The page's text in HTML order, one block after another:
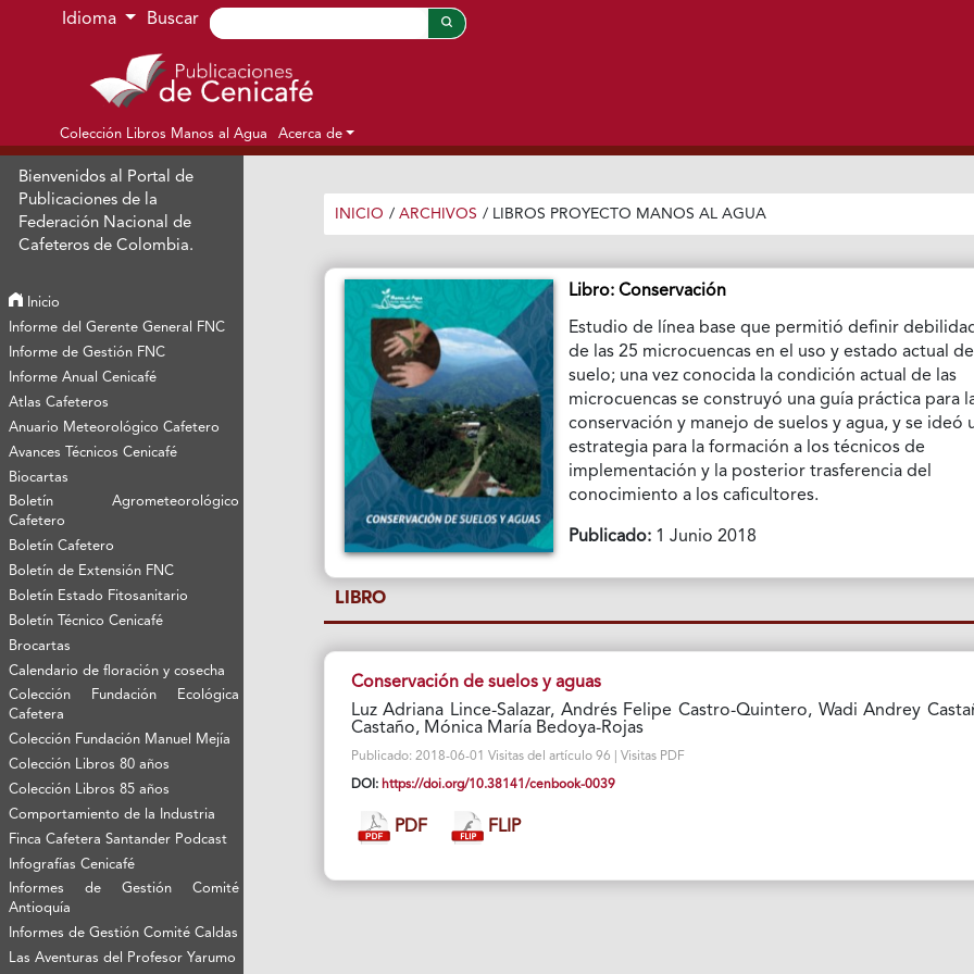
Ir al menú de navegación principal
Ir al contenido principal
Ir al pie de página del sitio
Idioma Buscar
Colección Libros Manos al Agua Acerca de
Bienvenidos al Portal de
Publicaciones de la
Federación Nacional de
Cafeteros de Colombia.
Inicio
Informe del Gerente General FNC
Informe de Gestión FNC
Informe Anual Cenicafé
Atlas Cafeteros
Anuario Meteorológico Cafetero
Avances Técnicos Cenicafé
Biocartas
Boletín Agrometeorológico
Cafetero
Boletín Cafetero
Boletín de Extensión FNC
Boletín Estado Fitosanitario
Boletín Técnico Cenicafé
Brocartas
Calendario de floración y cosecha
Colección Fundación Ecológica
Cafetera
Colección Fundación Manuel Mejía
Colección Libros 80 años
Colección Libros 85 años
Comportamiento de la Industria
Finca Cafetera Santander Podcast
Infografías Cenicafé
Informes de Gestión Comité
Antioquía
Informes de Gestión Comité Caldas
Las Aventuras del Profesor Yarumo
INICIO / ARCHIVOS / LIBROS PROYECTO MANOS AL AGUA
Libro: Conservación
Estudio de línea base que permitió definir
de las 25 microcuencas en el uso y estado actual
suelo; una vez conocida la condición actual de las
microcuencas se construyó una guía práctica para
conservación y manejo de suelos y agua, y se ideó
estrategia para la formación a los técnicos de
implementación y la posterior trasferencia del
conocimiento a los caficultores.
Publicado: 1 Junio 2018
LIBRO
Conservación de suelos y aguas
Luz Adriana Lince-Salazar, Andrés Felipe Castro-Quintero, Wadi Andrey
Castaño, Mónica María Bedoya-Rojas
Publicado: 2018-06-01 Visitas del artículo 96 | Visitas PDF
DOI: https://doi.org/10.38141/cenbook-0039
PDF FLIP